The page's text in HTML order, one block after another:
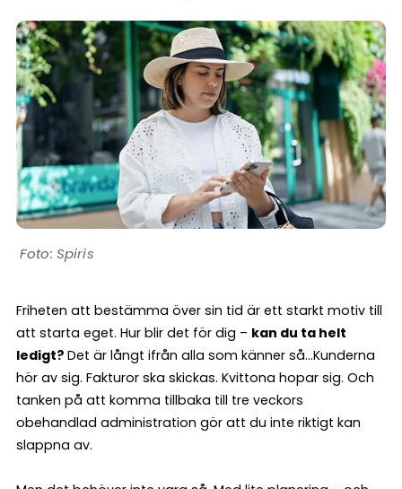
Spiris
Friheten att bestämma över sin tid är ett starkt motiv till
att starta eget. Hur blir det för dig – kan du ta helt
ledigt? Det är långt ifrån alla som känner så…Kunderna
hör av sig. Fakturor ska skickas. Kvittona hopar sig. Och
tanken på att komma tillbaka till tre veckors
obehandlad administration gör att du inte riktigt kan
slappna av.